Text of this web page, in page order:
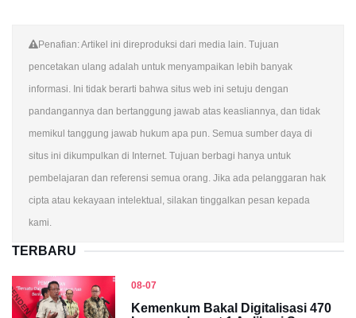
Penafian: Artikel ini direproduksi dari media lain. Tujuan
pencetakan ulang adalah untuk menyampaikan lebih banyak
informasi. Ini tidak berarti bahwa situs web ini setuju dengan
pandangannya dan bertanggung jawab atas keasliannya, dan tidak
memikul tanggung jawab hukum apa pun. Semua sumber daya di
situs ini dikumpulkan di Internet. Tujuan berbagi hanya untuk
pembelajaran dan referensi semua orang. Jika ada pelanggaran hak
cipta atau kekayaan intelektual, silakan tinggalkan pesan kepada
kami.
TERBARU
08-07
Kemenkum Bakal Digitalisasi 470